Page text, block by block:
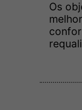
Os